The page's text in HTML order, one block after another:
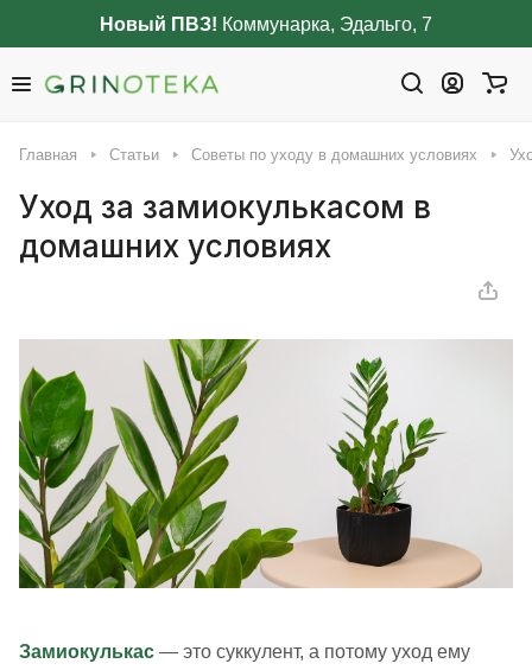
Новый ПВЗ! Коммунарка, Эдальго, 7
Главная Статьи Советы по уходу в домашних условиях
Уход за замиокулькасом в
домашних условиях
Замиокулькас — это суккулент, а потому уход ему